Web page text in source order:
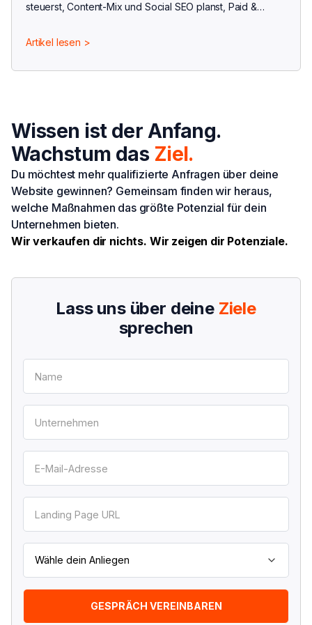
steuerst, Content-Mix und Social SEO planst, Paid &
nachhaltig Wirkung erzielst.
Artikel lesen >
Wissen ist der Anfang.
Wachstum das Ziel.
Du möchtest mehr qualifizierte Anfragen über deine
Website gewinnen? Gemeinsam finden wir heraus,
welche Maßnahmen das größte Potenzial für dein
Unternehmen bieten.
Wir verkaufen dir nichts. Wir zeigen dir Potenziale.
Lass uns über deine Ziele
sprechen